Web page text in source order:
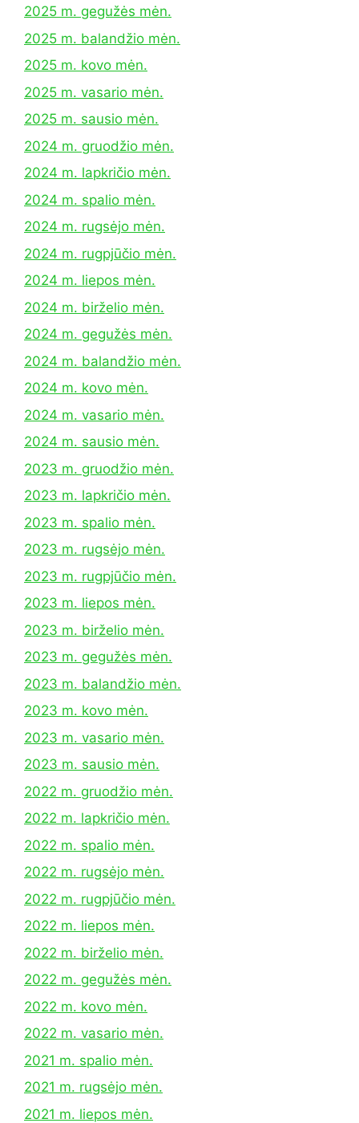
2025 m. gegužės mėn.
2025 m. balandžio mėn.
2025 m. kovo mėn.
2025 m. vasario mėn.
2025 m. sausio mėn.
2024 m. gruodžio mėn.
2024 m. lapkričio mėn.
2024 m. spalio mėn.
2024 m. rugsėjo mėn.
2024 m. rugpjūčio mėn.
2024 m. liepos mėn.
2024 m. birželio mėn.
2024 m. gegužės mėn.
2024 m. balandžio mėn.
2024 m. kovo mėn.
2024 m. vasario mėn.
2024 m. sausio mėn.
2023 m. gruodžio mėn.
2023 m. lapkričio mėn.
2023 m. spalio mėn.
2023 m. rugsėjo mėn.
2023 m. rugpjūčio mėn.
2023 m. liepos mėn.
2023 m. birželio mėn.
2023 m. gegužės mėn.
2023 m. balandžio mėn.
2023 m. kovo mėn.
2023 m. vasario mėn.
2023 m. sausio mėn.
2022 m. gruodžio mėn.
2022 m. lapkričio mėn.
2022 m. spalio mėn.
2022 m. rugsėjo mėn.
2022 m. rugpjūčio mėn.
2022 m. liepos mėn.
2022 m. birželio mėn.
2022 m. gegužės mėn.
2022 m. kovo mėn.
2022 m. vasario mėn.
2021 m. spalio mėn.
2021 m. rugsėjo mėn.
2021 m. liepos mėn.